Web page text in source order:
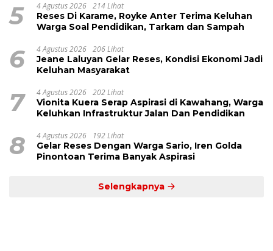
5 4 Agustus 2026 214 Lihat
Reses Di Karame, Royke Anter Terima Keluhan
Warga Soal Pendidikan, Tarkam dan Sampah
6 4 Agustus 2026 206 Lihat
Jeane Laluyan Gelar Reses, Kondisi Ekonomi Jadi
Keluhan Masyarakat
7 4 Agustus 2026 202 Lihat
Vionita Kuera Serap Aspirasi di Kawahang, Warga
Keluhkan Infrastruktur Jalan Dan Pendidikan
8 4 Agustus 2026 192 Lihat
Gelar Reses Dengan Warga Sario, Iren Golda
Pinontoan Terima Banyak Aspirasi
Selengkapnya